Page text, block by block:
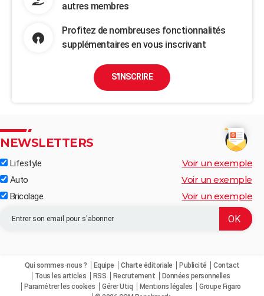
autres membres
Profitez de nombreuses fonctionnalités
supplémentaires en vous inscrivant
S'INSCRIRE
NEWSLETTERS
Lifestyle Voir un exemple
Auto Voir un exemple
Bricolage Voir un exemple
Qui sommes-nous ? Equipe Charte éditoriale Publicité
Contact
Tous les articles
RSS Recrutement
Données personnelles
Paramétrer les cookies
Gérer Utiq Mentions légales
Groupe Figaro